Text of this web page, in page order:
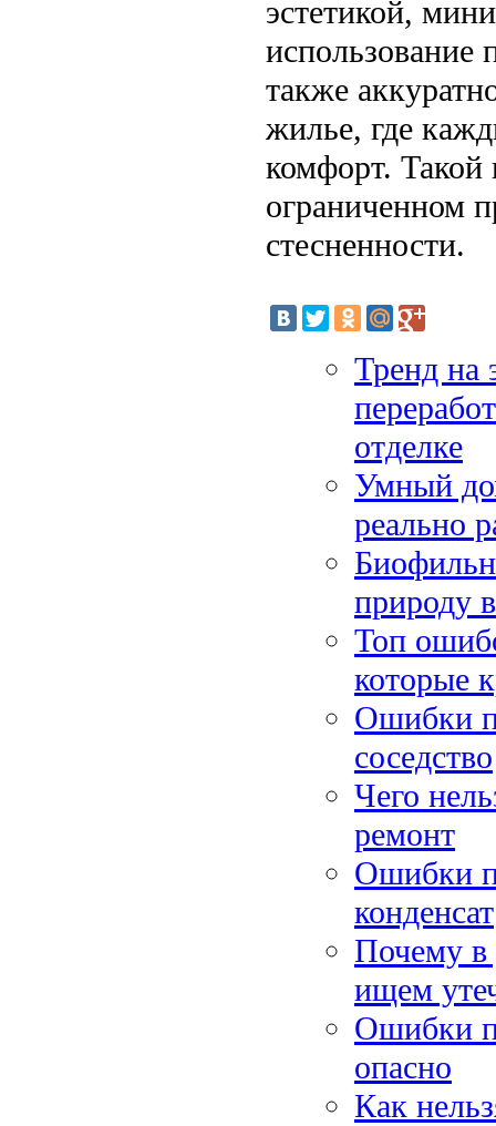
эстетикой,
использование
также
жилье, где
комфорт.
ограниченном
стесненности.
Тренд на
отделке
Умный
реально
природу
Топ
которые
Ошибки
соседство
Чего
ремонт
Ошибки
конденсат
Почему в
ищем
Ошибки
опасно
Как